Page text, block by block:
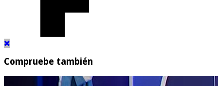
Compruebe también